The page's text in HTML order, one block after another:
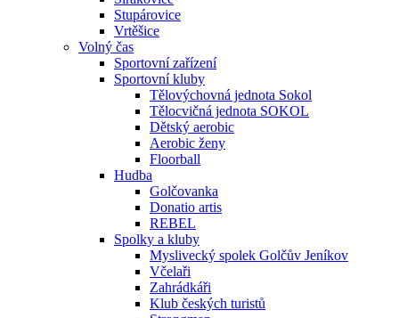
Stupárovice
Vrtěšice
Volný čas
Sportovní zařízení
Sportovní kluby
Tělovýchovná jednota Sokol
Tělocvičná jednota SOKOL
Dětský aerobic
Aerobic ženy
Floorball
Hudba
Golčovanka
Donatio artis
REBEL
Spolky a kluby
Myslivecký spolek Golčův Jeníkov
Včelaři
Zahrádkáři
Klub českých turistů